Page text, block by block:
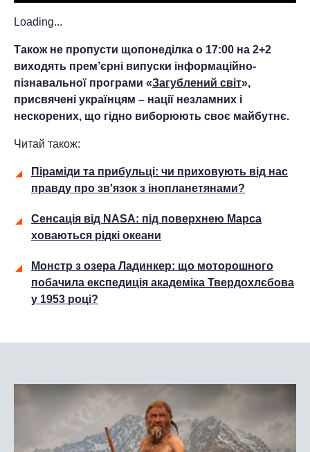
Loading...
Також не пропусти щопонеділка о 17:00 на 2+2
виходять прем’єрні випуски інформаційно-
пізнавальної програми «Загублений світ»,
присвячені українцям – нації незламних і
нескорених, що гідно виборюють своє майбутнє.
Читай також:
Піраміди та прибульці: чи приховують від нас
правду про зв'язок з інопланетянами?
Сенсація від NASA: під поверхнею Марса
ховаються рідкі океани
Монстр з озера Ладинкер: що моторошного
побачила експедиція академіка Твердохлєбова
у 1953 році?